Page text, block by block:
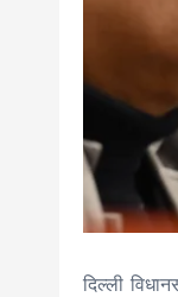
दिल्ली